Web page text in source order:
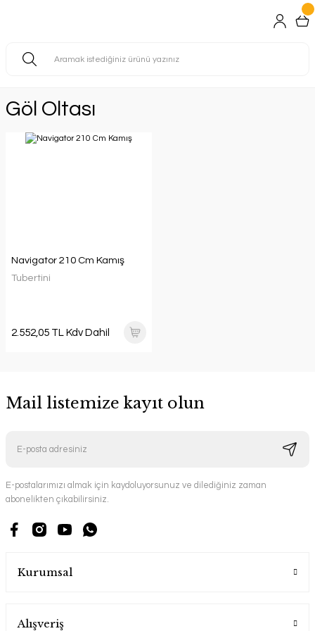
Göl Oltası
Navigator 210 Cm Kamış
Tubertini
2.552,05 TL Kdv Dahil
Mail listemize kayıt olun
E-postalarımızı almak için kaydoluyorsunuz ve dilediğiniz zaman
abonelikten çıkabilirsiniz.
Kurumsal
Alışveriş